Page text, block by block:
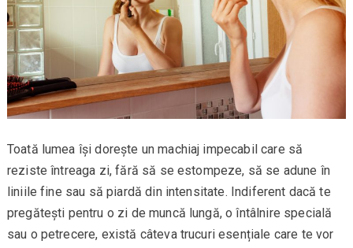
Toată lumea își dorește un machiaj impecabil care să
reziste întreaga zi, fără să se estompeze, să se adune în
liniile fine sau să piardă din intensitate. Indiferent dacă te
pregătești pentru o zi de muncă lungă, o întâlnire specială
sau o petrecere, există câteva trucuri esențiale care te vor